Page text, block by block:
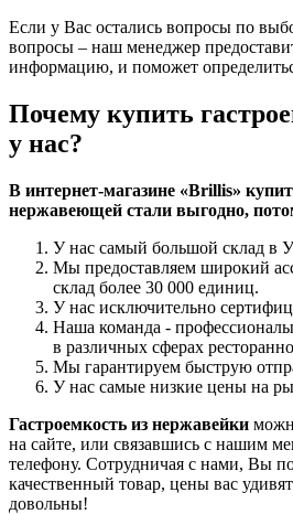
Если у Вас остались вопросы по
вопросы – наш менеджер
информацию, и поможет
Почему купить
у нас?
В интернет-магазине «Brillis»
нержавеющей стали выгодно,
У нас самый большой склад в
Мы предоставляем широкий
склад более 30 000 единиц.
У нас исключительно
Наша команда -
в различных сферах
Мы гарантируем быструю
У нас самые низкие цены на
Гастроемкость из нержавейки
на сайте, или связавшись с нашим
телефону. Сотрудничая с нами, Вы
качественный товар, цены вас
довольны!